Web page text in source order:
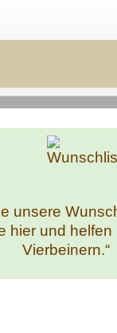
unsere
hier und helfen
Vierbeinern.“